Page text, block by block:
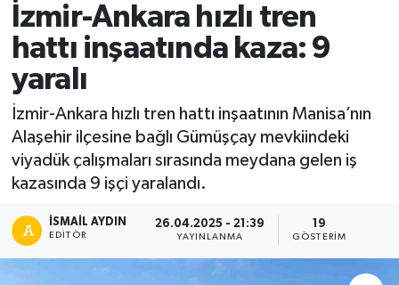
İzmir-Ankara hızlı tren
hattı inşaatında kaza: 9
yaralı
İzmir-Ankara hızlı tren hattı inşaatının Manisa’nın
Alaşehir ilçesine bağlı Gümüşçay mevkiindeki
viyadük çalışmaları sırasında meydana gelen iş
kazasında 9 işçi yaralandı.
İSMAIL AYDIN
EDITÖR
26.04.2025 - 21:39
YAYINLANMA
19
GÖSTERIM
SPOR
YAŞAM
RESMİ REKLAM
Son Dakika Haberleri
Haber Arşivi